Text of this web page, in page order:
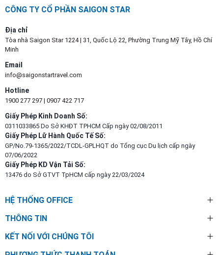
CÔNG TY CỔ PHẦN SAIGON STAR
Địa chỉ
Tòa nhà Saigon Star 1224 | 31, Quốc Lộ 22, Phường Trung Mỹ Tây, Hồ Chí
Minh
Email
info@saigonstartravel.com
Hotline
1900 277 297 | 0907 422 717
Giấy Phép Kinh Doanh Số:
0311033865 Do Sở KHĐT TPHCM Cấp ngày 02/08/2011
Giấy Phép Lữ Hành Quốc Tế Số:
GP/No.79-1365/2022/TCDL-GPLHQT do Tổng cục Du lịch cấp ngày
07/06/2022
Giấy Phép KD Vận Tải Số:
13476 do Sở GTVT TpHCM cấp ngày 22/03/2024
HỆ THỐNG OFFICE
THÔNG TIN
KẾT NỐI VỚI CHÚNG TÔI